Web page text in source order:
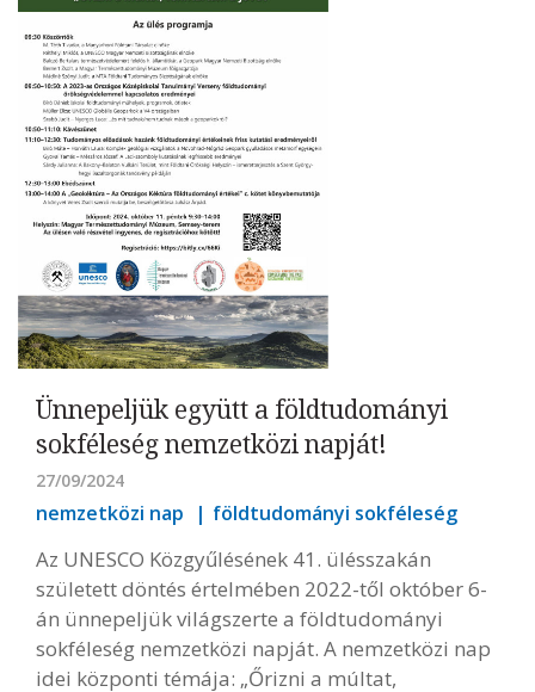
Ünnepeljük együtt a földtudományi
sokféleség nemzetközi napját!
27/09/2024
nemzetközi nap földtudományi sokféleség
Az UNESCO Közgyűlésének 41. ülésszakán
született döntés értelmében 2022-től október 6-
án ünnepeljük világszerte a földtudományi
sokféleség nemzetközi napját. A nemzetközi nap
idei központi témája: „Őrizni a múltat,